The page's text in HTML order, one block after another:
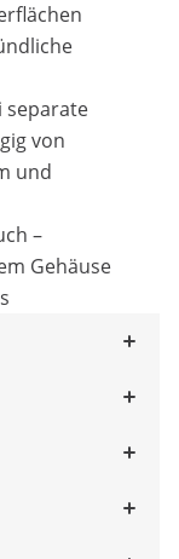
separate
von
und
–
Gehäuse